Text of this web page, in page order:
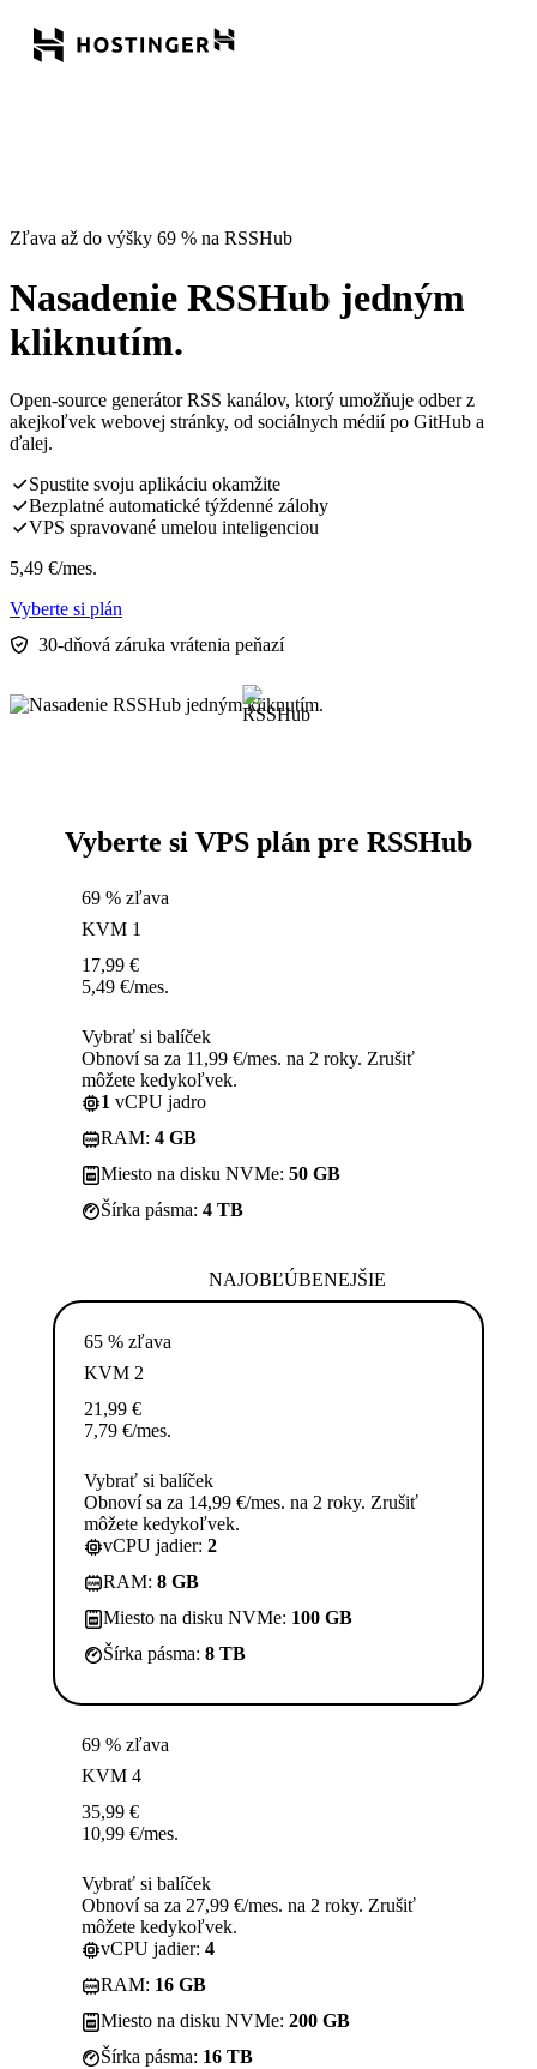
Zľava až do výšky 69 % na RSSHub
Nasadenie RSSHub jedným
kliknutím.
Open-source generátor RSS kanálov, ktorý umožňuje odber z
akejkoľvek webovej stránky, od sociálnych médií po GitHub a
ďalej.
Spustite svoju aplikáciu okamžite
Bezplatné automatické týždenné zálohy
VPS spravované umelou inteligenciou
5,49 €/mes.
Vyberte si plán
30-dňová záruka vrátenia peňazí
Vyberte si VPS plán pre RSSHub
69 % zľava
KVM 1
17,99 €
5,49 €/mes.
Vybrať si balíček
Obnoví sa za 11,99 €/mes. na 2 roky. Zrušiť
môžete kedykoľvek.
1 vCPU jadro
RAM: 4 GB
Miesto na disku NVMe: 50 GB
Šírka pásma: 4 TB
NAJOBĽÚBENEJŠIE
65 % zľava
KVM 2
21,99 €
7,79 €/mes.
Vybrať si balíček
Obnoví sa za 14,99 €/mes. na 2 roky. Zrušiť
môžete kedykoľvek.
vCPU jadier: 2
RAM: 8 GB
Miesto na disku NVMe: 100 GB
Šírka pásma: 8 TB
69 % zľava
KVM 4
35,99 €
10,99 €/mes.
Vybrať si balíček
Obnoví sa za 27,99 €/mes. na 2 roky. Zrušiť
môžete kedykoľvek.
vCPU jadier: 4
RAM: 16 GB
Miesto na disku NVMe: 200 GB
Šírka pásma: 16 TB